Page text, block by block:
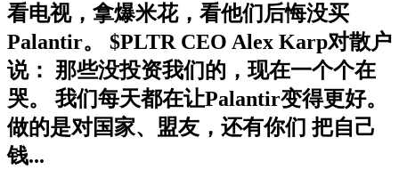
看电视，拿爆米花，看他们后悔没买
Palantir。 $PLTR CEO Alex Karp对散户
说： 那些没投资我们的，现在一个个在
哭。 我们每天都在让Palantir变得更好。
做的是对国家、盟友，还有你们 把自己
钱...